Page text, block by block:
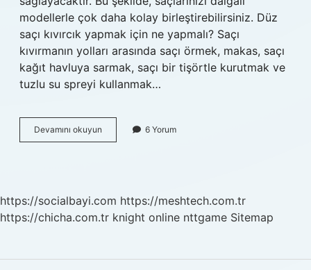
modellerle çok daha kolay birleştirebilirsiniz. Düz
saçı kıvırcık yapmak için ne yapmalı? Saçı
kıvırmanın yolları arasında saçı örmek, makas, saçı
kağıt havluya sarmak, saçı bir tişörtle kurutmak ve
tuzlu su spreyi kullanmak…
Devamını okuyun
Belirginleştirici
Mı
6 Yorum
https://socialbayi.com https://meshtech.com.tr
https://chicha.com.tr knight online nttgame Sitemap